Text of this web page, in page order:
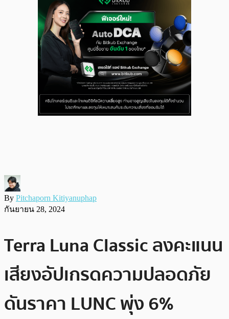
By Pitchaporn Kitiyanuphap
กันยายน 28, 2024
Terra Luna Classic ลงคะแนน
เสียงอัปเกรดความปลอดภัย
ดันราคา LUNC พุ่ง 6%